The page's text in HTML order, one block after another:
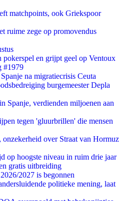
matchpoints, ook Griekspoor
ruime zege op promovendus
en grijpt geel op Ventoux
#1979
na migratiecrisis Ceuta
burgemeester Depla
Spanje, verdienden miljoenen aan
tegen 'gluurbrillen' die mensen
over Straat van Hormuz
op hoogste niveau in ruim drie jaar
gratis uitbreiding
2027 is begonnen
politieke mening, laat